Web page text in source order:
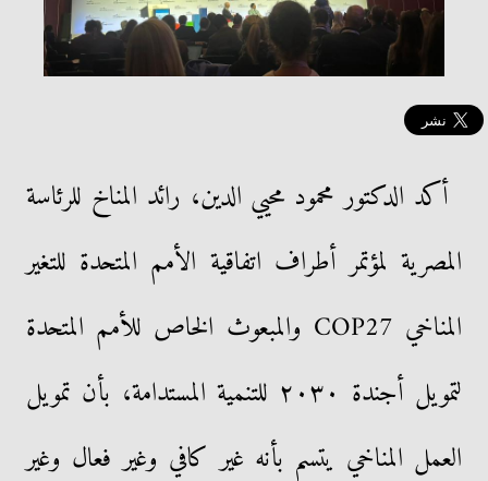
أكد الدكتور محمود محيي الدين، رائد المناخ للرئاسة
المصرية لمؤتمر أطراف اتفاقية الأمم المتحدة للتغير
المناخي COP27 والمبعوث الخاص للأمم المتحدة
لتمويل أجندة ٢٠٣٠ للتنمية المستدامة، بأن تمويل
العمل المناخي يتسم بأنه غير كافي وغير فعال وغير